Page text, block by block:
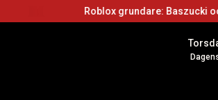
Roblox grundare: Baszucki och Cassel